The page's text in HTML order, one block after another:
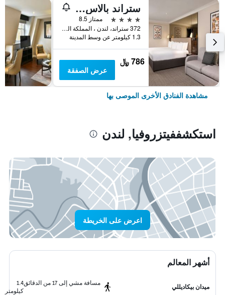
ستراند بالاس هوتل
4 نجوم
ممتاز 8.5
372 ستراند، لندن ، المملكة المتحدة, لندن, المملكة المتحدة
1.3 كيلومتر عن وسط المدينة
786 ﷼
عرض الصفقة
مشاهدة الفنادق الأخرى الموصى بها
استكشففيتزروفيا, لندن
اعرض على الخريطة
أشهر المعالم
ميدان بيكاديللي
مسافة مشي إلى 17 من الدقائق
1.4
كيلومتر